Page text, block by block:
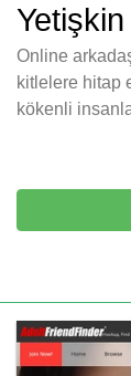
Online
kitlelere hitap
kökenli